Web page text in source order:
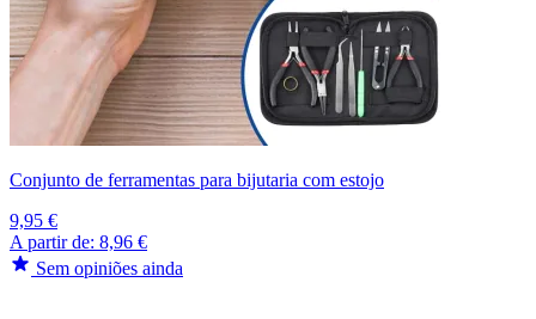
Conjunto de ferramentas para bijutaria com estojo
9,95 €
A partir de: 8,96 €
Sem opiniões ainda